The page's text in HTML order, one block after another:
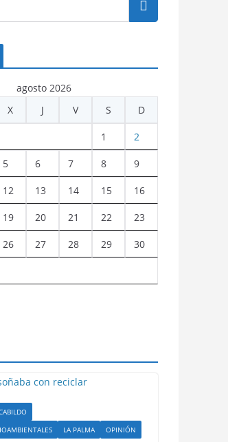
agosto 2026
X J V S D
1 2
5 6 7 8 9
12 13 14 15 16
19 20 21 22 23
26 27 28 29 30
LA PALMA
OPINIÓN